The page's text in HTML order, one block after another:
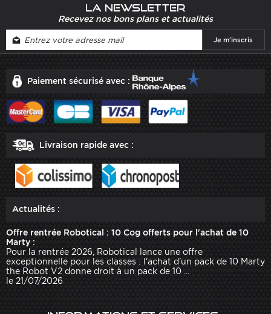
La newsletter
Recevez nos bons plans et actualités
Paiement sécurisé avec :
Livraison rapide avec :
Actualités :
Offre rentrée Robotical : 10 Cog offerts pour l'achat de 10
Marty :
Pour la rentrée 2026, Robotical lance une offre
exceptionnelle pour les classes : l'achat d'un pack de 10 Marty
the Robot V2 donne droit à un pack de 10 ...
le 21/07/2026